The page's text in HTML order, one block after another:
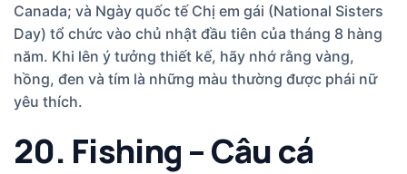
Canada; và Ngày quốc tế Chị em gái (National Sisters
Day) tổ chức vào chủ nhật đầu tiên của tháng 8 hàng
năm. Khi lên ý tưởng thiết kế, hãy nhớ rằng vàng,
hồng, đen và tím là những màu thường được phái nữ
yêu thích.
20. Fishing – Câu cá